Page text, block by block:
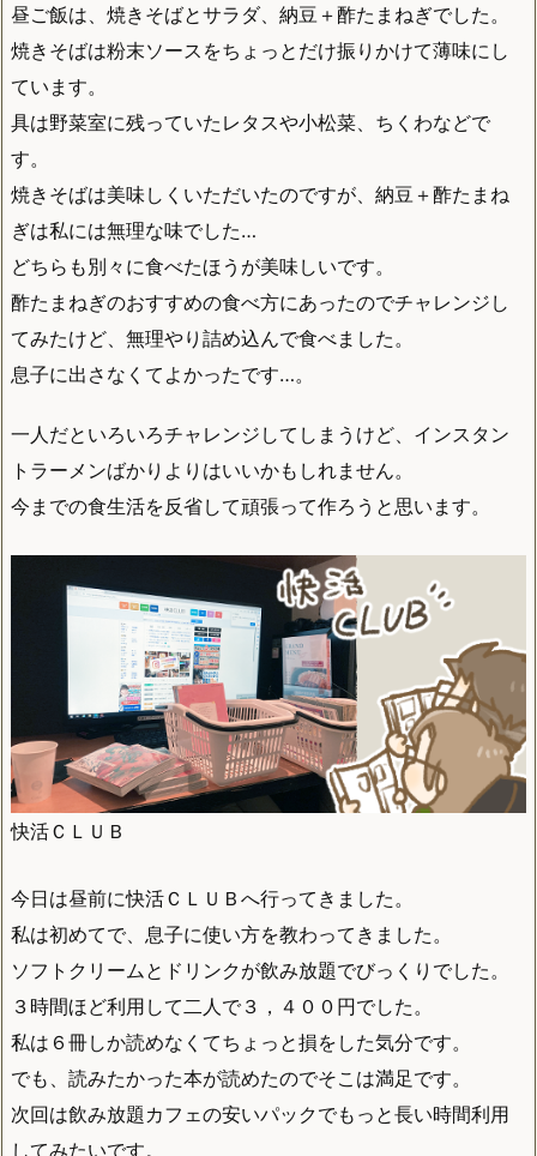
昼ご飯は、焼きそばとサラダ、納豆＋酢たまねぎでした。
焼きそばは粉末ソースをちょっとだけ振りかけて薄味にし
ています。
具は野菜室に残っていたレタスや小松菜、ちくわなどで
す。
焼きそばは美味しくいただいたのですが、納豆＋酢たまね
ぎは私には無理な味でした…
どちらも別々に食べたほうが美味しいです。
酢たまねぎのおすすめの食べ方にあったのでチャレンジし
てみたけど、無理やり詰め込んで食べました。
息子に出さなくてよかったです…。
一人だといろいろチャレンジしてしまうけど、インスタン
トラーメンばかりよりはいいかもしれません。
今までの食生活を反省して頑張って作ろうと思います。
快活ＣＬＵＢ
今日は昼前に快活ＣＬＵＢへ行ってきました。
私は初めてで、息子に使い方を教わってきました。
ソフトクリームとドリンクが飲み放題でびっくりでした。
３時間ほど利用して二人で３，４００円でした。
私は６冊しか読めなくてちょっと損をした気分です。
でも、読みたかった本が読めたのでそこは満足です。
次回は飲み放題カフェの安いパックでもっと長い時間利用
してみたいです。